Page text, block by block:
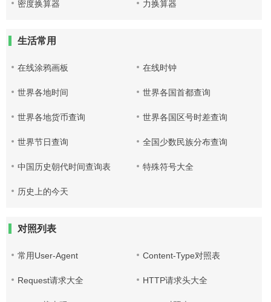
密度换算器 力换算器
生活常用
在线涂鸦画板 在线时钟
世界各地时间 世界各国首都查询
世界各地货币查询 世界各国区号时差查询
世界节日查询 全国少数民族分布查询
中国历史朝代时间查询表 特殊符号大全
历史上的今天
对照列表
常用User-Agent Content-Type对照表
Request请求大全 HTTP请求头大全